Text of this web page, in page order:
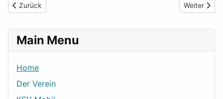
Vorheriger Beitrag: Sportlerehrung des Landkreises 2026
Zurück Nächster
Weiter
Main Menu
Home
Der Verein